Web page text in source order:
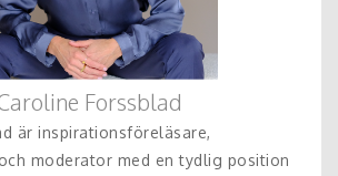
Forssblad
är inspirationsföreläsare,
moderator med en tydlig position